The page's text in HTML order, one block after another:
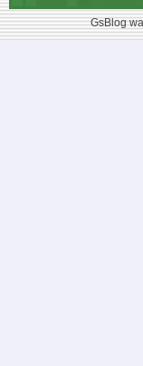
GsBlog